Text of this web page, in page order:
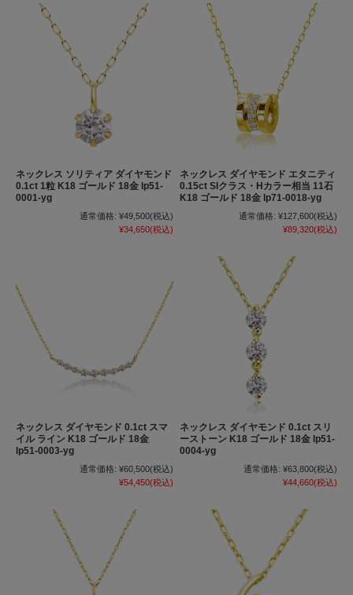
ネックレス ソリティア ダイヤモンド
0.1ct 1粒 K18 ゴールド 18金 lp51-
0001-yg
通常価格: ¥49,500(税込)
¥34,650(税込)
ネックレス ダイヤモンド エタニティ
0.15ct SIクラス・Hカラー相当 11石
K18 ゴールド 18金 lp71-0018-yg
通常価格: ¥127,600(税込)
¥89,320(税込)
ネックレス ダイヤモンド 0.1ct スマ
イル ライン K18 ゴールド 18金
lp51-0003-yg
通常価格: ¥60,500(税込)
¥54,450(税込)
ネックレス ダイヤモンド 0.1ct スリ
ーストーン K18 ゴールド 18金 lp51-
0004-yg
通常価格: ¥63,800(税込)
¥44,660(税込)